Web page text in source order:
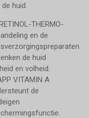
de huid.
THERMO-
en de
de huid
en volheid.
VITAMIN A
de